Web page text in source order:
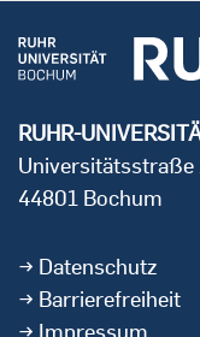
RUHR-
Universitätsstraße
44801 Bochum
Datenschutz
Barrierefreiheit